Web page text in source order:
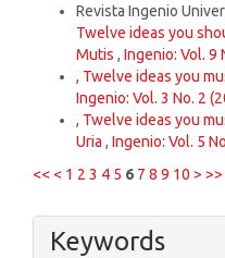
Revista Ingenio
Twelve ideas you
Mutis , Ingenio: Vol. 9
, Twelve ideas you
Ingenio: Vol. 3 No. 2
, Twelve ideas you
Uria , Ingenio: Vol. 5
<< < 1 2 3 4 5 6 7 8 9 10 > >>
Keywords